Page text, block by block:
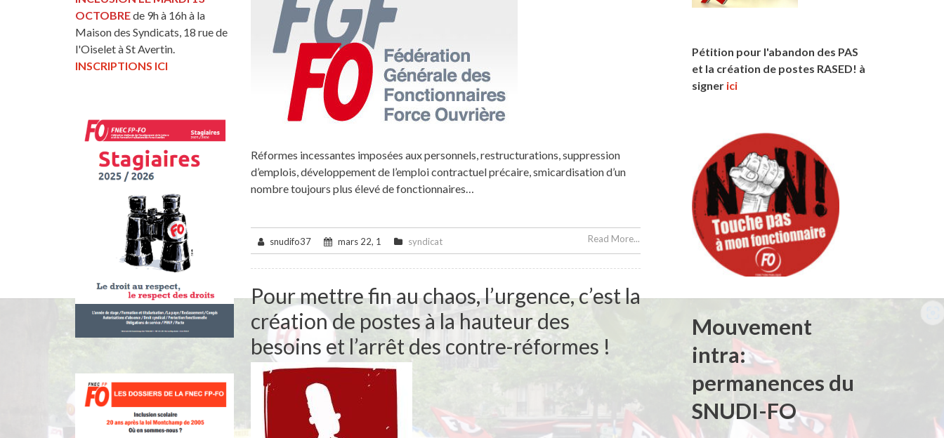
Réformes incessantes imposées aux personnels, restructurations, suppression
d’emplois, développement de l’emploi contractuel précaire, smicardisation d’un
nombre toujours plus élevé de fonctionnaires…
snudifo37 mars 22, 1 syndicat Read More...
Pour mettre fin au chaos, l’urgence, c’est la
création de postes à la hauteur des
besoins et l’arrêt des contre-réformes !
OCTOBREde 9h à 16h à la
Maison des Syndicats, 18 rue de
l'Oiselet à St Avertin.
INSCRIPTIONS ICI
Pétition pour l'abandon des PAS
et la création de postes RASED! à
signer ici
Mouvement
intra:
permanences du
SNUDI-FO